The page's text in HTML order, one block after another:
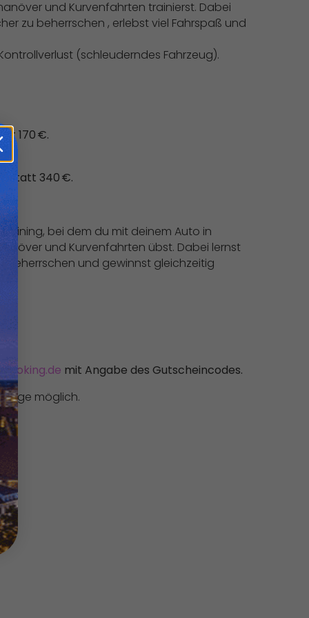
und Kurvenfahrten trainierst. Dabei
zu beherrschen , erlebst viel Fahrspaß und
(schleuderndes Fahrzeug).
170 €.
€ statt 340 €.
bei dem du mit deinem Auto in
und Kurvenfahrten übst. Dabei lernst
beherrschen und gewinnst gleichzeitig
mit Angabe des Gutscheincodes.
möglich.